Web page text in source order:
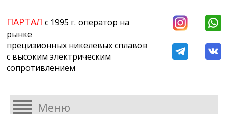
ПАРТАЛ с 1995 г. ​​​​​​​оператор на
рынке
прецизионных никелевых сплавов
с высоким электрическим
сопротивлением